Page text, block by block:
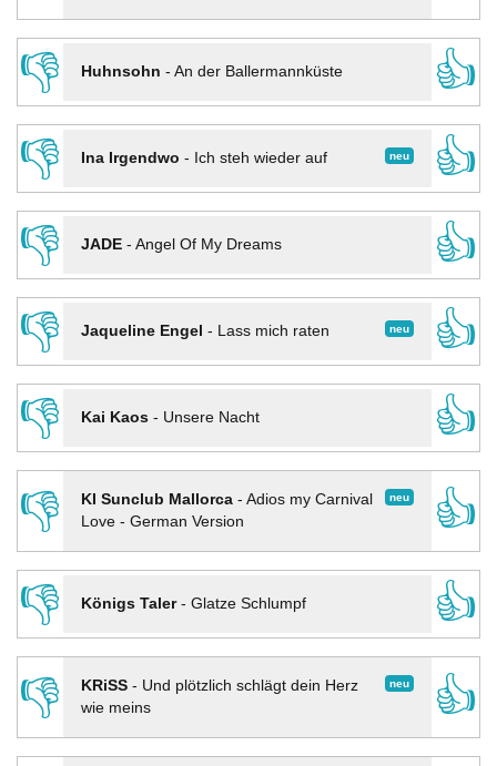
👎
Huhnsohn - An der Ballermannküste
👍
👎
neu
Ina Irgendwo - Ich steh wieder auf
👍
👎
JADE- Angel Of My Dreams
👍
👎
neu
Jaqueline Engel - Lass mich raten
👍
👎
Kai Kaos- Unsere Nacht
👍
👎
neu
KI Sunclub Mallorca- Adios my Carnival
Love - German Version
👍
👎
Königs Taler- Glatze Schlumpf
👍
👎
neu
KRiSS- Und plötzlich schlägt dein Herz
wie meins
👍